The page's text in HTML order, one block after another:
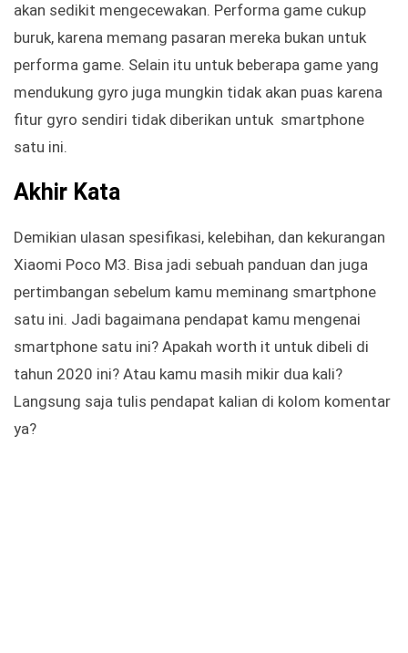
akan sedikit mengecewakan. Performa game cukup
buruk, karena memang pasaran mereka bukan untuk
performa game. Selain itu untuk beberapa game yang
mendukung gyro juga mungkin tidak akan puas karena
fitur gyro sendiri tidak diberikan untuk smartphone
satu ini.
Akhir Kata
Demikian ulasan spesifikasi, kelebihan, dan kekurangan
Xiaomi Poco M3. Bisa jadi sebuah panduan dan juga
pertimbangan sebelum kamu meminang smartphone
satu ini. Jadi bagaimana pendapat kamu mengenai
smartphone satu ini? Apakah worth it untuk dibeli di
tahun 2020 ini? Atau kamu masih mikir dua kali?
Langsung saja tulis pendapat kalian di kolom komentar
ya?